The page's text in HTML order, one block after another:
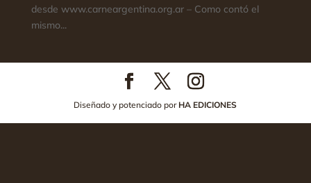
desde www.carneargentina.org.ar – Como contó el
mismo...
Diseñado y potenciado por HA EDICIONES